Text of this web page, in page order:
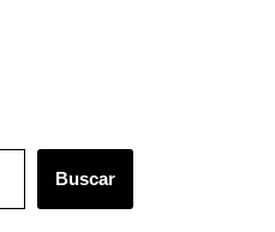
Buscar